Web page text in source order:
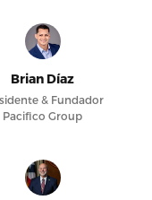
Brian Díaz
& Fundador
Pacifico Group